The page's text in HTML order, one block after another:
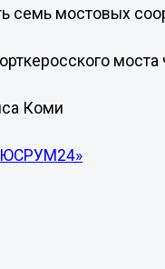
семь мостовых
Коми